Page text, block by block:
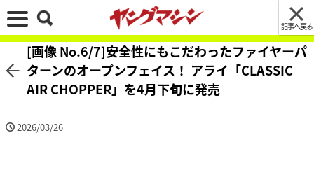
記事へ戻る
[画像 No.6/7]安全性にもこだわったファイヤーパ
ターンのオープンフェイス！ アライ「CLASSIC
AIR CHOPPER」を4月下旬に発売
2026/03/26